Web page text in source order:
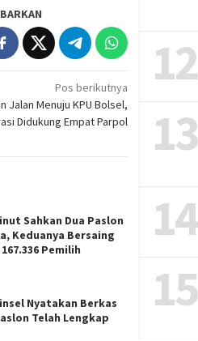
Pos berikutnya
Jalan Menuju KPU Bolsel,
Didukung Empat Parpol
Sahkan Dua Paslon
Keduanya Bersaing
Pemilih
Nyatakan Berkas
Telah Lengkap
12
13
14
15